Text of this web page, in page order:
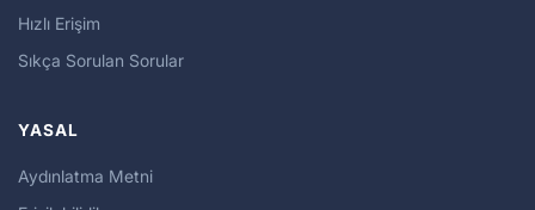
Hızlı Erişim
Sıkça Sorulan Sorular
YASAL
Aydınlatma Metni